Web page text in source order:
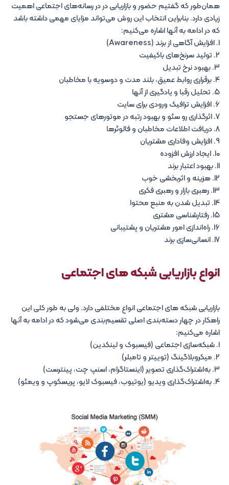
همان‌طور که گفتیم حضور و بازاریابی در در رسانه‌های اجتماعی اهمیت
زیادی دارد. بنابراین انتخاب این روش می‌تواند مزایای مهمی داشته باشد
که در ادامه به آنها اشاره می‌کنیم:
1. افزایش آگاهی از برند (Awareness)
2. تولید سرنخ‌های باکیفیت
3. بهبود نرخ تبدیل
4. برقراری روابط عمیق، بلند مدت و دوسویه با مخاطبان
5. تحلیل رقبا و یادگیری از آنها
6. افزایش ترافیک ورودی برای سایت
7. اثرگذاری رو سئو و بهبود رتبه در موتورهای جستجو
8. دریافت اطلاعات مخاطبان و فالوئرها
9. افزایش وفاداری مشتریان
10. ایجاد ارزش افزوده
11. بهبود اعتبار برند
12. هزینه و اثربخشی خوب
13. رهبری بازار و رهبری فکری
14. تبدیل شدن به منبع محتوا
15. رفتارشناسی مشتری
16. راه‌اندازی امور مشتریان و پشتیبانی
17. انسانی‌سازی برند
انواع بازاریابی شبکه های اجتماعی
بازاریابی شبکه های اجتماعی انواع مختلفی دارد. ولی به طور کلی این
راهکار در چهار دسته‌بندی اصلی تقسیم‌بندی می‌شود که در ادامه به آنها
اشاره می‌کنیم:
1. شبکه‌‌سازی اجتماعی (فیسبوک و لینکدین)
2. میکروبلاگینگ (توییتر و تامبلر)
3. به‌اشتراک‌گذاری تصویر (اینستاگرام، اسنپ چت، پینترست)
4. به‌اشتراک‌گذاری ویدیو (یوتیوب، فیسبوک لایو، پریسکوپ و ویمئو)